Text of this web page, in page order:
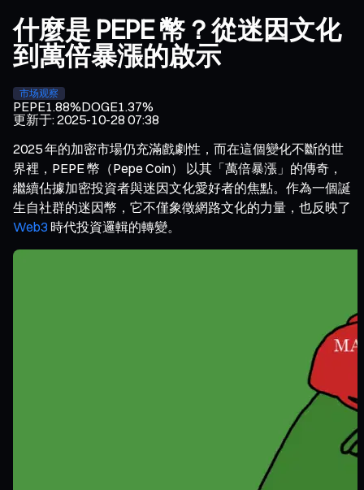
什麼是 PEPE 幣？從迷因文化
到萬倍暴漲的啟示
市场观察
PEPE1.88%DOGE1.37%
更新于:2025-10-28 07:38
2025 年的加密市場仍充滿戲劇性，而在這個變化不斷的世
界裡，PEPE 幣（Pepe Coin） 以其「萬倍暴漲」的傳奇，
繼續佔據加密投資者與迷因文化愛好者的焦點。作為一個誕
生自社群的迷因幣，它不僅象徵網路文化的力量，也反映了
Web3 時代投資邏輯的轉變。